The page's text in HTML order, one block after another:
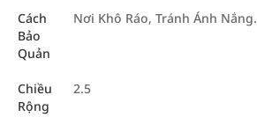
Cách
Bảo
Quản
Nơi Khô Ráo, Tránh Ánh Nắng.
Chiều
Rộng
2.5